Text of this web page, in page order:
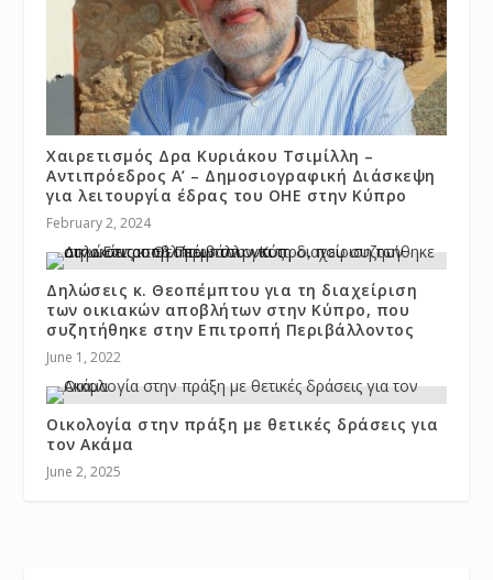
Χαιρετισμός Δρα Κυριάκου Τσιμίλλη –
Αντιπρόεδρος Α’ – Δημοσιογραφική Διάσκεψη
για λειτουργία έδρας του ΟΗΕ στην Κύπρο
February 2, 2024
Δηλώσεις κ. Θεοπέμπτου για τη διαχείριση
των οικιακών αποβλήτων στην Κύπρο, που
συζητήθηκε στην Επιτροπή Περιβάλλοντος
June 1, 2022
Οικολογία στην πράξη με θετικές δράσεις για
τον Ακάμα
June 2, 2025